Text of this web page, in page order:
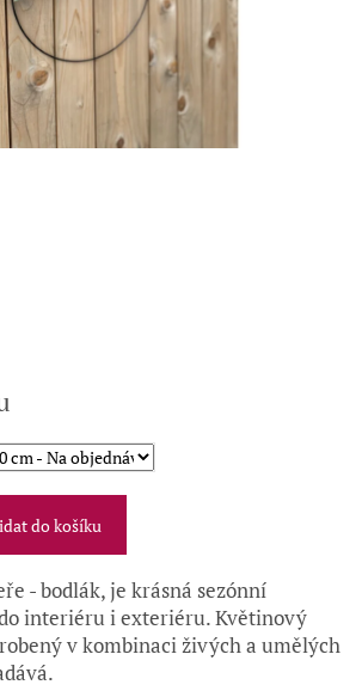
do košíku
- bodlák, je krásná sezónní
interiéru i exteriéru. Květinový
v kombinaci živých a umělých